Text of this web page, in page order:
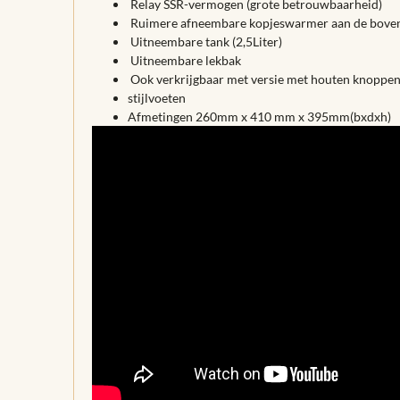
Relay SSR-vermogen (grote betrouwbaarheid)
Ruimere afneembare kopjeswarmer aan de
Uitneembare tank (2,5Liter)
Uitneembare lekbak
Ook verkrijgbaar met versie met houten
stijlvoeten
Afmetingen 260mm x 410 mm x 395mm(bxdxh)